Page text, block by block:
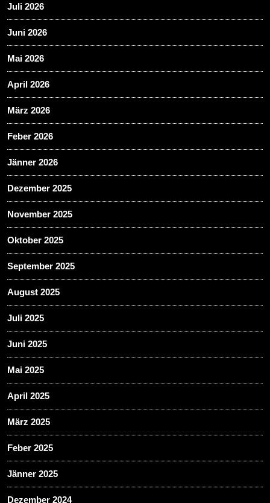
Juli 2026
Juni 2026
Mai 2026
April 2026
März 2026
Feber 2026
Jänner 2026
Dezember 2025
November 2025
Oktober 2025
September 2025
August 2025
Juli 2025
Juni 2025
Mai 2025
April 2025
März 2025
Feber 2025
Jänner 2025
Dezember 2024